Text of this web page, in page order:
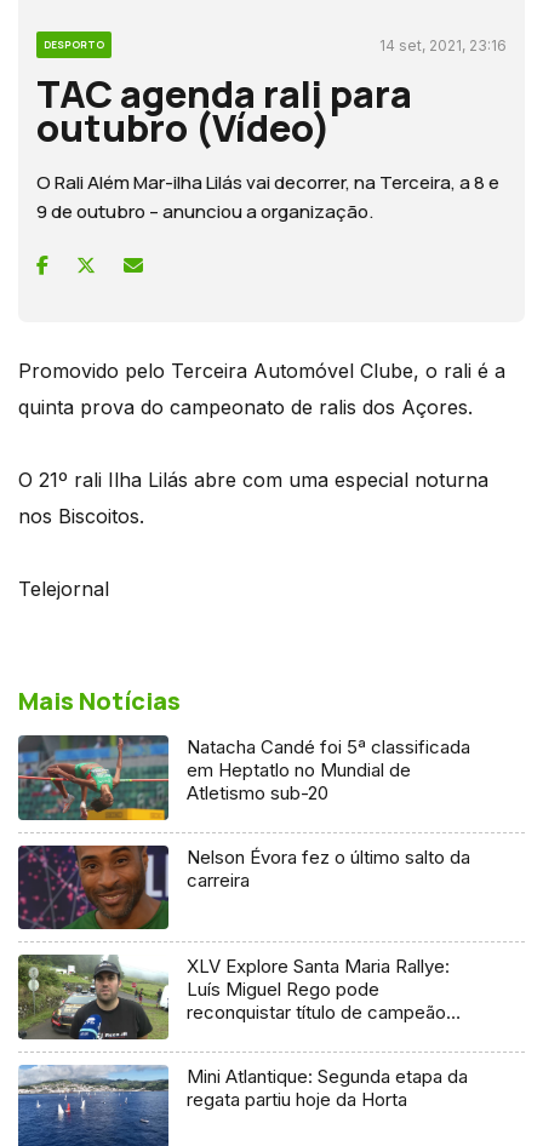
DESPORTO 14 set, 2021, 23:16
TAC agenda rali para
outubro (Vídeo)
O Rali Além Mar-ilha Lilás vai decorrer, na Terceira, a 8 e
9 de outubro – anunciou a organização.
Promovido pelo Terceira Automóvel Clube, o rali é a
quinta prova do campeonato de ralis dos Açores.
O 21º rali Ilha Lilás abre com uma especial noturna
nos Biscoitos.
Telejornal
Mais Notícias
Natacha Candé foi 5ª classificada
em Heptatlo no Mundial de
Atletismo sub-20
Nelson Évora fez o último salto da
carreira
XLV Explore Santa Maria Rallye:
Luís Miguel Rego pode
reconquistar título de campeão
Mini Atlantique: Segunda etapa da
regata partiu hoje da Horta